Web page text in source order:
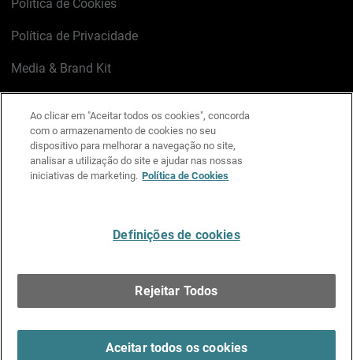
Política de Cookies
Política de Privacidade
Media & Brand Kit
LinkedIn
X FacebookInstagram
YouTube
Ao clicar em "Aceitar todos os cookies", concorda
com o armazenamento de cookies no seu
dispositivo para melhorar a navegação no site,
analisar a utilização do site e ajudar nas nossas
iniciativas de marketing. Política de Cookies
Definições de cookies
Rejeitar Todos
Aceitar todos os cookies